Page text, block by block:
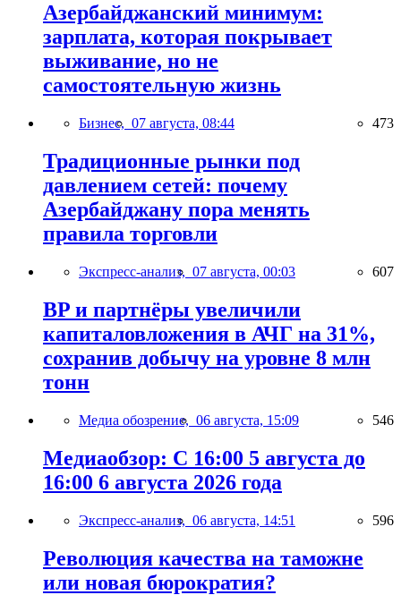
Азербайджанский минимум:
зарплата, которая покрывает
выживание, но не
самостоятельную жизнь
Бизнес, 07 августа, 08:44 473
Традиционные рынки под
давлением сетей: почему
Азербайджану пора менять
правила торговли
Экспресс-анализ, 07 августа, 00:03 607
BP и партнёры увеличили
капиталовложения в АЧГ на 31%,
сохранив добычу на уровне 8 млн
тонн
Медиа обозрение, 06 августа, 15:09 546
Медиаобзор: С 16:00 5 августа до
16:00 6 августа 2026 года
Экспресс-анализ, 06 августа, 14:51 596
Революция качества на таможне
или новая бюрократия?